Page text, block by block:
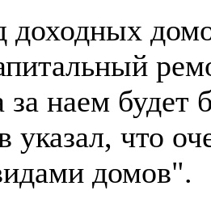
доходных
за наем
что
домов".